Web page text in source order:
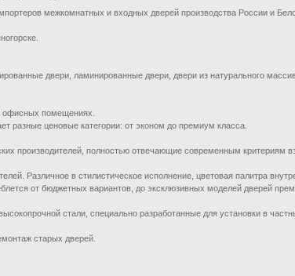
межкомнатных и входных дверей производства России и
двери, ламинированные двери, двери из натурального
офисных помещениях.
разные ценовые категории: от эконом до премиум класса.
производителей, полностью отвечающие современным критериям
Различное в стилистическое исполнение, цветовая палитра
от бюджетных вариантов, до эксклюзивных моделей дверей
стали, специально разработанные для установки в
старых дверей.